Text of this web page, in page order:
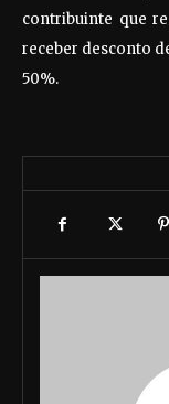
contribuinte que
receber desconto
50%.